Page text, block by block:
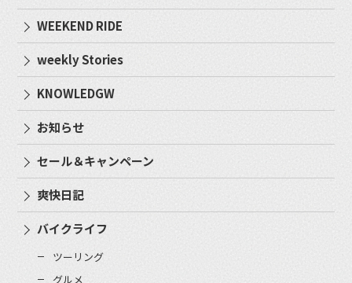
WEEKEND RIDE
weekly Stories
KNOWLEDGW
お知らせ
セール＆キャンペーン
爽快日記
バイクライフ
ツーリング
グルメ